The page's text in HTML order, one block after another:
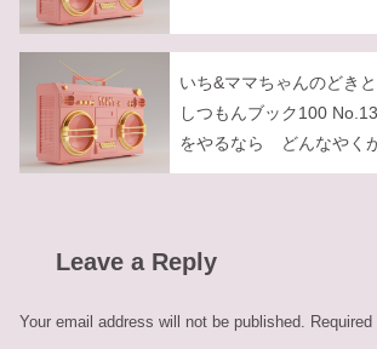
いち&ママちゃんのどき
しつもんブック100
をやるなら どんなやく
Leave a Reply
Your email address will not be published.